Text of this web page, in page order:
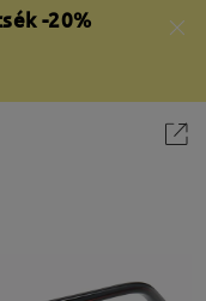
-20%